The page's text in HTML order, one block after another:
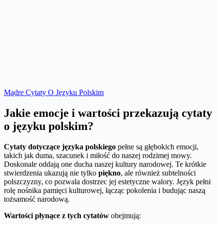
Mądre Cytaty O Języku Polskim
Jakie emocje i wartości przekazują cytaty
o języku polskim?
Cytaty dotyczące języka polskiego pełne są głębokich emocji,
takich jak duma, szacunek i miłość do naszej rodzimej mowy.
Doskonale oddają one ducha naszej kultury narodowej. Te krótkie
stwierdzenia ukazują nie tylko piękno, ale również subtelności
polszczyzny, co pozwala dostrzec jej estetyczne walory. Język pełni
rolę nośnika pamięci kulturowej, łącząc pokolenia i budując naszą
tożsamość narodową.
Wartości płynące z tych cytatów obejmują: